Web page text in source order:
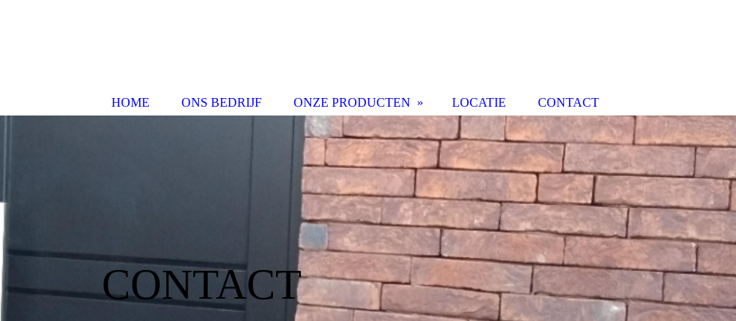
CONTACT
HOME ONS BEDRIJF ONZE PRODUCTEN LOCATIE CONTACT